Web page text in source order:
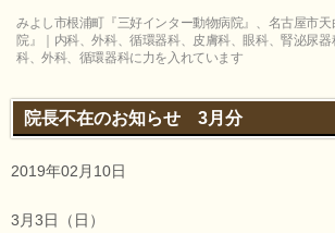
みよし市根浦町『三好インター動物病院』、名古屋市
院』｜内科、外科、循環器科、皮膚科、眼科、腎泌尿
科、外科、循環器科に力を入れています
院長不在のお知らせ 3月分
2019年02月10日
3月3日（日）